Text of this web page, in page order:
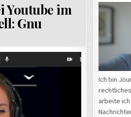
Youtube im
Gnu
Ich bin
arbeite ich